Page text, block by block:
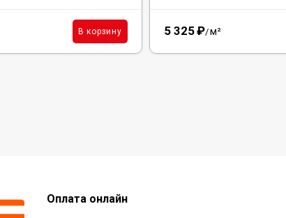
В корзину 5 325₽/м²
Оплата онлайн